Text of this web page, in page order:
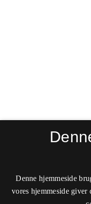
Denne hjemmeside
vores hjemmeside giver